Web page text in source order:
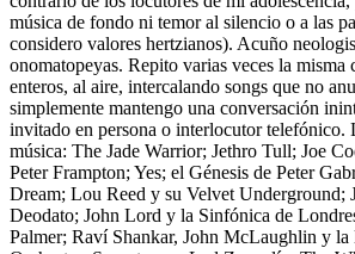
música de fondo ni temor al silencio o a las
considero valores hertzianos). Acuño
onomatopeyas. Repito varias veces la
enteros, al aire, intercalando songs que no
simplemente mantengo una conversación
invitado en persona o interlocutor telefónico.
música: The Jade Warrior; Jethro Tull; Joe
Peter Frampton; Yes; el Génesis de Peter
Dream; Lou Reed y su Velvet Underground;
Deodato; John Lord y la Sinfónica de
Palmer; Raví Shankar, John McLaughlin y la